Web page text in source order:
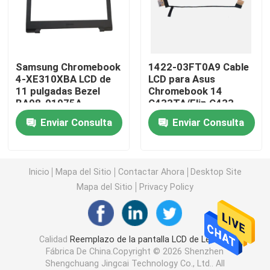
Reemplazo de la pantalla LCD de HP
Reemplazo de la pantalla LCD de Acer
Reemplazo de la pantalla LCD de Macbook
Reemplazo de la pantalla LCD de Asus
Reemplazo de la pantalla LCD del ordenador portátil
Pantalla del ordenador portátil LED
Samsung Chromebook
4-XE310XBA LCD de
11 pulgadas Bezel
BA98-01975A
Enviar Consulta
1422-03FT0A9 Cable
LCD para Asus
Chromebook 14
C433TA/Flip C433
Enviar Consulta
Inicio Mapa del Sitio Contactar Ahora
Desktop Site
Mapa del Sitio
Privacy Policy
Calidad Reemplazo de la pantalla LCD de Lenovo
Fábrica De China.Copyright © 2026 Shenzhen
Shengchuang Jingcai Technology Co., Ltd.. All